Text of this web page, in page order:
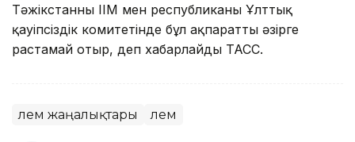
Тәжікстанның ІІМ мен республиканың Ұлттық
қауіпсіздік комитетінде бұл ақпаратты әзірге
растамай отыр, деп хабарлайды ТАСС.
Әлем жаңалықтары Әлем